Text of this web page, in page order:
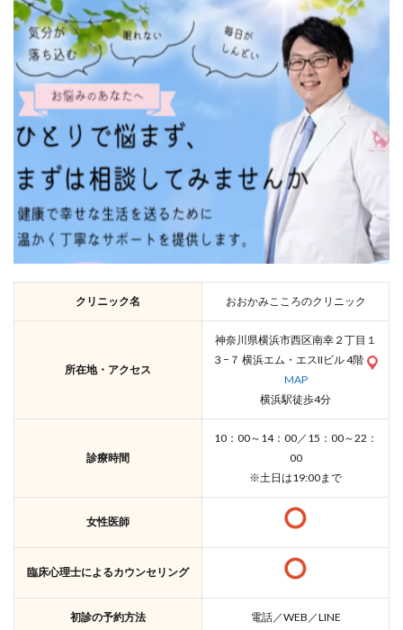
クリニック名 おおかみこころのクリニック
所在地・アクセス
神奈川県横浜市西区南幸２丁目１
３−７ 横浜エム・エスIIビル 4階
MAP
横浜駅徒歩4分
診療時間
10：00～14：00／15：00～22：
00
※土日は19:00まで
女性医師
臨床心理士によるカウンセリング
初診の予約方法 電話／WEB／LINE